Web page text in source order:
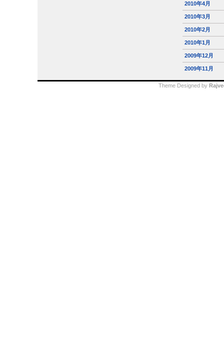
2010年4月
2010年3月
2010年2月
2010年1月
2009年12月
2009年11月
Theme Designed by